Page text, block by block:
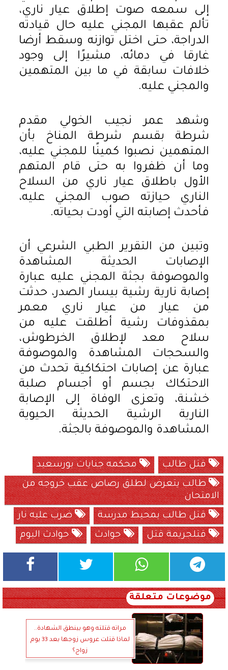
إلى سمعه صوت إطلاق عيار ناري،
تألم عقبها المجني عليه حال قيادته
الدراجة، حتى اختل توازنه وسقط أرضا
غارقا في دمائه، مشيرًا إلى وجود
خلافات سابقة في ما بين المتهمين
والمجني عليه.
وشهد عمر نجيب الخولي مقدم
شرطة بقسم شرطة المناخ بأن
المتهمين نصبوا كمينًا للمجني عليه،
وما أن ظفروا به حتى قام المتهم
الأول باطلاق عيار ناري من السلاح
الناري حيازته صوب المجني عليه،
فأحدث إصابته التي أودت بحياته.
وتبين من التقرير الطبي الشرعي أن
الإصابات الحديثة المشاهدة
والموصوفة بجثة المجني عليه عبارة
إصابة نارية رشية بيسار الصدر، حدثت
من عيار من عيار ناري معمر
بمقذوفات رشية أطلقت عليه من
سلاح معد لإطلاق الخرطوش،
والسحجات المشاهدة والموصوفة
عبارة عن إصابات احتكاكية تحدث من
الاحتكاك بجسم أو أجسام صلبة
خشنة، وتعزى الوفاة إلى الإصابة
النارية الرشية الحديثة الحيوية
المشاهدة والموصوفة بالجثة.
قتل طالب
محكمه جنايات بورسعيد
طالب يتعرض لطلق رصاص عقب خروجه من
الامتحان
قتل طالب بمحيط مدرسة
ضرب عليه نار
قتلجريمة قتل
حوادث حوادث اليوم
موضوعات متعلقة
مراته قتلته وهو بينطق الشهادة..
لماذا قتلت عروس زوجها بعد 33 يوم
زواج؟